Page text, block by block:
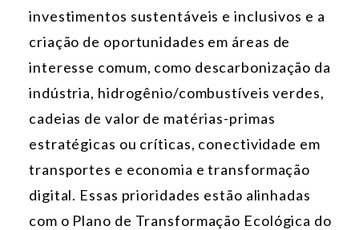
investimentos sustentáveis e inclusivos e a
criação de oportunidades em áreas de
interesse comum, como descarbonização da
indústria, hidrogênio/combustíveis verdes,
cadeias de valor de matérias-primas
estratégicas ou críticas, conectividade em
transportes e economia e transformação
digital. Essas prioridades estão alinhadas
com o Plano de Transformação Ecológica do